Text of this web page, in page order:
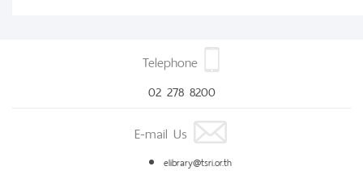
Telephone
02 278 8200
E-mail Us
elibrary@tsri.or.th